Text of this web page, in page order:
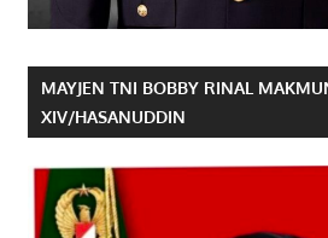
MAYJEN TNI BOBBY RINAL
XIV/HASANUDDIN